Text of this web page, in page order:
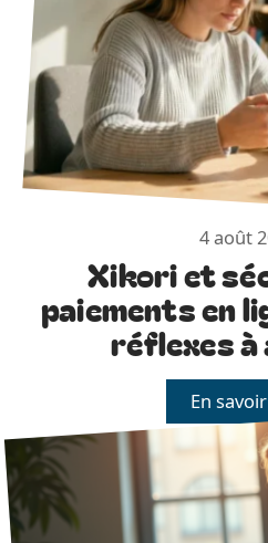
4 août
Xikori et
paiements en
réflexes
En